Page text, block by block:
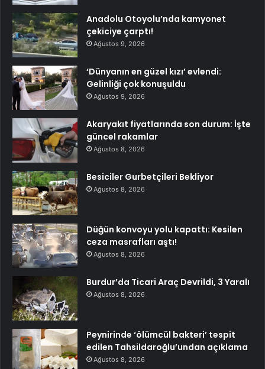
Anadolu Otoyolu’nda kamyonet
çekiciye çarptı!
Ağustos 9, 2026
‘Dünyanın en güzel kızı’ evlendi:
Gelinliği çok konuşuldu
Ağustos 9, 2026
Akaryakıt fiyatlarında son durum: İşte
güncel rakamlar
Ağustos 8, 2026
Besiciler Gurbetçileri Bekliyor
Ağustos 8, 2026
Düğün konvoyu yolu kapattı: Kesilen
ceza masrafları aştı!
Ağustos 8, 2026
Burdur’da Ticari Araç Devrildi, 3 Yaralı
Ağustos 8, 2026
Peynirinde ‘ölümcül bakteri’ tespit
edilen Tahsildaroğlu’undan açıklama
Ağustos 8, 2026